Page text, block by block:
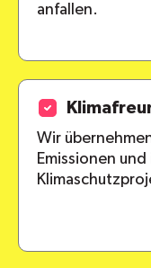
anfallen.
Wir
Emissionen